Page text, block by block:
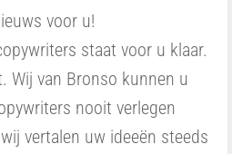
voor u!
staat voor u klaar.
Wij van Bronso kunnen u
nooit verlegen
vertalen uw ideeën steeds